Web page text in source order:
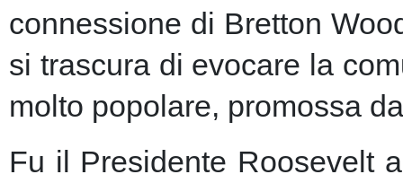
connessione di Bretton
si trascura di evocare la
molto popolare, promossa
Fu il Presidente Roosevelt